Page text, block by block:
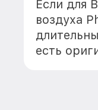
Если для
воздуха
есть